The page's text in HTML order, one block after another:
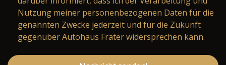
Nutzung meiner personenbezogenen Daten für die
genannten Zwecke jederzeit und für die Zukunft
gegenüber Autohaus Fräter widersprechen kann.